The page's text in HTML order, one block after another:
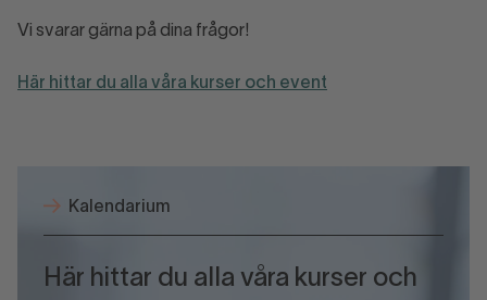
Vi svarar gärna på dina frågor!
Här hittar du alla våra kurser och event
Kalendarium
Här hittar du alla våra kurser och